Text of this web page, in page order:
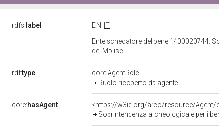
rdfs: label EN
IT
Ente schedatore del bene 1400020744:
del Molise
rdf:type
core:AgentRole
Ruolo ricoperto da agente
core:hasAgent
<https://w3id.org/arco/resource/Agent/
Soprintendenza archeologica e per i